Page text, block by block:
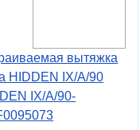
вытяжка
HIDDEN IX/A/90
IX/A/90-